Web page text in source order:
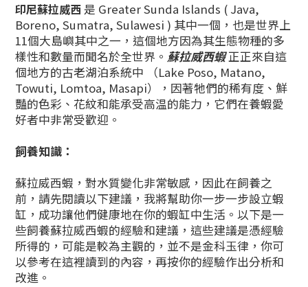
印尼蘇拉威西是 Greater Sunda Islands ( Java,
Boreno, Sumatra, Sulawesi ) 其中一個，也是世界上
11個大島嶼其中之一，這個地方因為其生態物種的多
樣性和數量而聞名於全世界。 蘇拉威西蝦正正來自這
個地方的古老湖泊系統中 （Lake Poso, Matano,
Towuti, Lomtoa, Masapi），因著牠們的稀有度、鮮
豔的色彩、花紋和能承受高温的能力，它們在養蝦愛
好者中非常受歡迎。
飼養知識：
蘇拉威西蝦，對水質變化非常敏感，因此在飼養之
前，請先閱讀以下建議，我將幫助你一步一步設立蝦
缸，成功讓他們健康地在你的蝦缸中生活。以下是一
些飼養蘇拉威西蝦的經驗和建議，這些建議是憑經驗
所得的，可能是較為主觀的，並不是金科玉律，你可
以參考在這裡讀到的內容，再按你的經驗作出分析和
改進。